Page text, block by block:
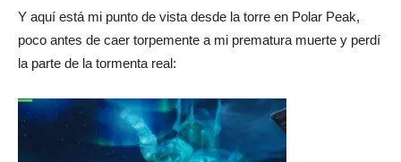
Y aquí está mi punto de vista desde la torre en Polar Peak,
poco antes de caer torpemente a mi prematura muerte y perdí
la parte de la tormenta real: